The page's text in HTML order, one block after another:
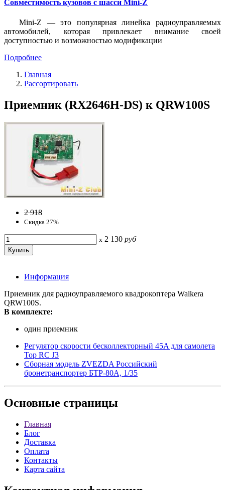
Совместимость кузовов с шасси Mini-Z
Mini-Z — это популярная линейка радиоуправляемых
автомобилей, которая привлекает внимание своей
доступностью и возможностью модификации
Подробнее
Главная
Рассортировать
Приемник (RX2646H-DS) к QRW100S
2 918
Скидка 27%
x 2 130 руб
Информация
Приемник для радиоуправляемого квадрокоптера Walkera
QRW100S.
В комплекте:
один приемник
Регулятор скорости бесколлекторный 45A для самолета
Top RC J3
Сборная модель ZVEZDA Российский
бронетранспортер БТР-80А, 1/35
Основные страницы
Главная
Блог
Доставка
Оплата
Контакты
Карта сайта